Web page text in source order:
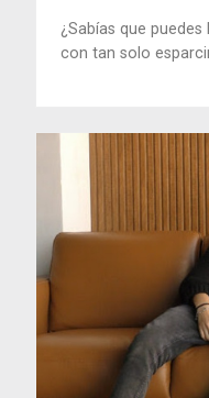
¿Sabías que
con tan solo esparcir